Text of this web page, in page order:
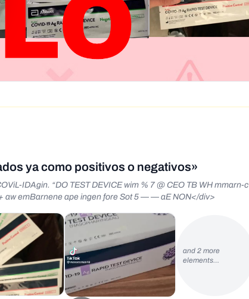
ya como positivos o negativos»
IDAgin. “DO TEST DEVICE wim % 7 @ CEO TB WH mmarn-c
aw emBarnene ape ingen fore Sot 5 — — aE NON</div>
and 2 more
elements…